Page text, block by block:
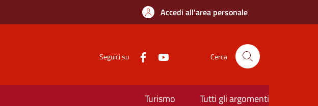
Accedi all'area personale
Seguici su Cerca
Turismo Tutti gli argomenti